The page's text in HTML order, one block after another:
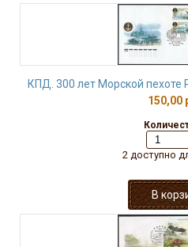
КПД. 300 лет Морской пехоте
150,00
2 доступно